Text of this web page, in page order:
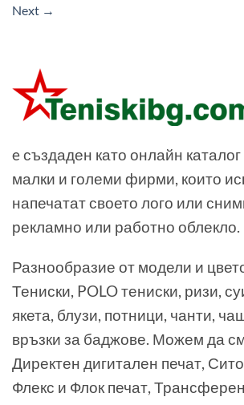
Next →
e създаден като онлайн
малки и големи фирми, които
напечатат своето лого или
рекламно или работно облекло.
Разнообразие от модели и
Тениски, POLO тениски, ризи,
якета, блузи, потници, чанти,
връзки за баджове. Можем да
Директен дигитален печат,
Флекс и Флок печат,